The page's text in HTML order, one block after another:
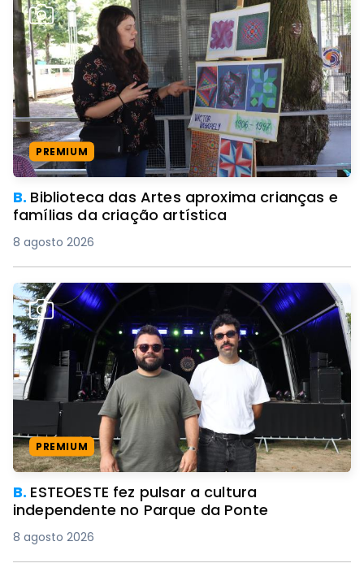
PREMIUM
B. Biblioteca das Artes aproxima crianças e
famílias da criação artística
8 agosto 2026
PREMIUM
B. ESTEOESTE fez pulsar a cultura
independente no Parque da Ponte
8 agosto 2026